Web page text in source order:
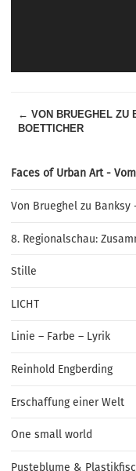
← VON BRUEGHEL ZU
BOETTICHER
Faces of Urban Art -
Von Brueghel zu
8. Regionalschau:
Stille
LICHT
Linie – Farbe – Lyrik
Reinhold Engberding
Erschaffung einer Welt
One small world
Pusteblume &